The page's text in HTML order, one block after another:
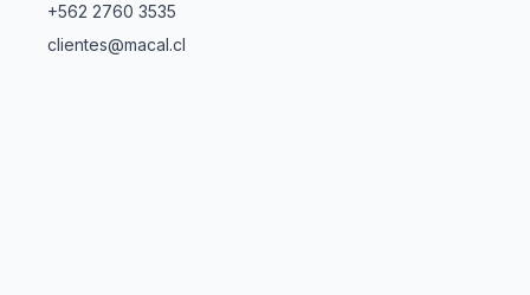
+562 2760 3535
clientes@macal.cl